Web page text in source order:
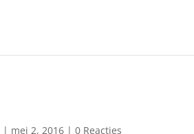
| mei 2, 2016 | 0 Reacties